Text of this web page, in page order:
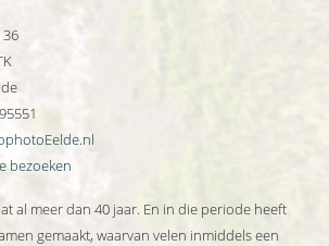
bezoeken
al meer dan 40 jaar. En in die periode heeft
gemaakt, waarvan velen inmiddels een